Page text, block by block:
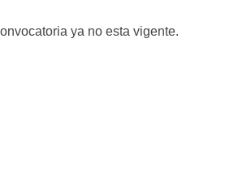
ya no esta vigente.